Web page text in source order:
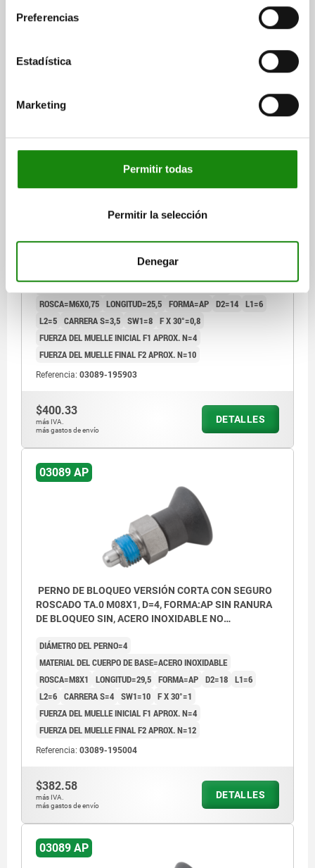
Preferencias
Estadística
Marketing
Permitir todas
Permitir la selección
Denegar
PERNO DE BLOQUEO VERSIÓN CORTA CON SEGURO
RANURA DE BLOQUEO SIN, ACERO INOXIDABLE NO
ENDURECIDO, COMP:TERMOPLÁSTICO GRIS
MATERIAL DEL CUERPO DE BASE=ACERO INOXIDABLE
ROSCA=M6X0,75 LONGITUD=25,5 FORMA=AP D2=14 L1=6
L2=5 CARRERA S=3,5 SW1=8 F X 30°=0,8
FUERZA DEL MUELLE INICIAL F1 APROX. N=4
FUERZA DEL MUELLE FINAL F2 APROX. N=10
Referencia: 03089-195903
$400.33
más IVA.
más gastos de envío
DETALLES
03089 AP
PERNO DE BLOQUEO VERSIÓN CORTA CON SEGURO
ROSCADO TA.0 M08X1, D=4, FORMA:AP SIN RANURA
DE BLOQUEO SIN, ACERO INOXIDABLE NO
ANTRACITA RAL7021
DIÁMETRO DEL PERNO=4
MATERIAL DEL CUERPO DE BASE=ACERO INOXIDABLE
ROSCA=M8X1
LONGITUD=29,5 FORMA=AP D2=18 L1=6
L2=6 CARRERA S=4 SW1=10 F X 30°=1
FUERZA DEL MUELLE INICIAL F1 APROX. N=4
FUERZA DEL MUELLE FINAL F2 APROX. N=12
Referencia: 03089-195004
$382.58
más IVA.
más gastos de envío
DETALLES
03089 AP